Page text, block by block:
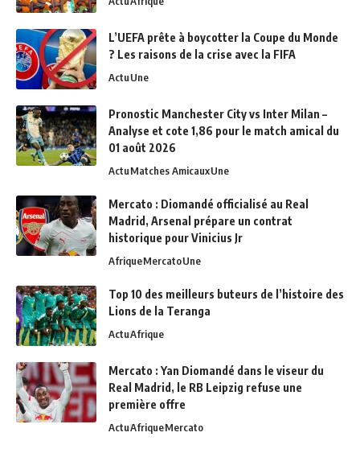
L’UEFA prête à boycotter la Coupe du Monde
? Les raisons de la crise avec la FIFA
ActuUne
Pronostic Manchester City vs Inter Milan –
Analyse et cote 1,86 pour le match amical du
01 août 2026
ActuMatches AmicauxUne
Mercato : Diomandé officialisé au Real
Madrid, Arsenal prépare un contrat
historique pour Vinicius Jr
AfriqueMercatoUne
Top 10 des meilleurs buteurs de l’histoire des
Lions de la Teranga
ActuAfrique
Mercato : Yan Diomandé dans le viseur du
Real Madrid, le RB Leipzig refuse une
première offre
ActuAfriqueMercato